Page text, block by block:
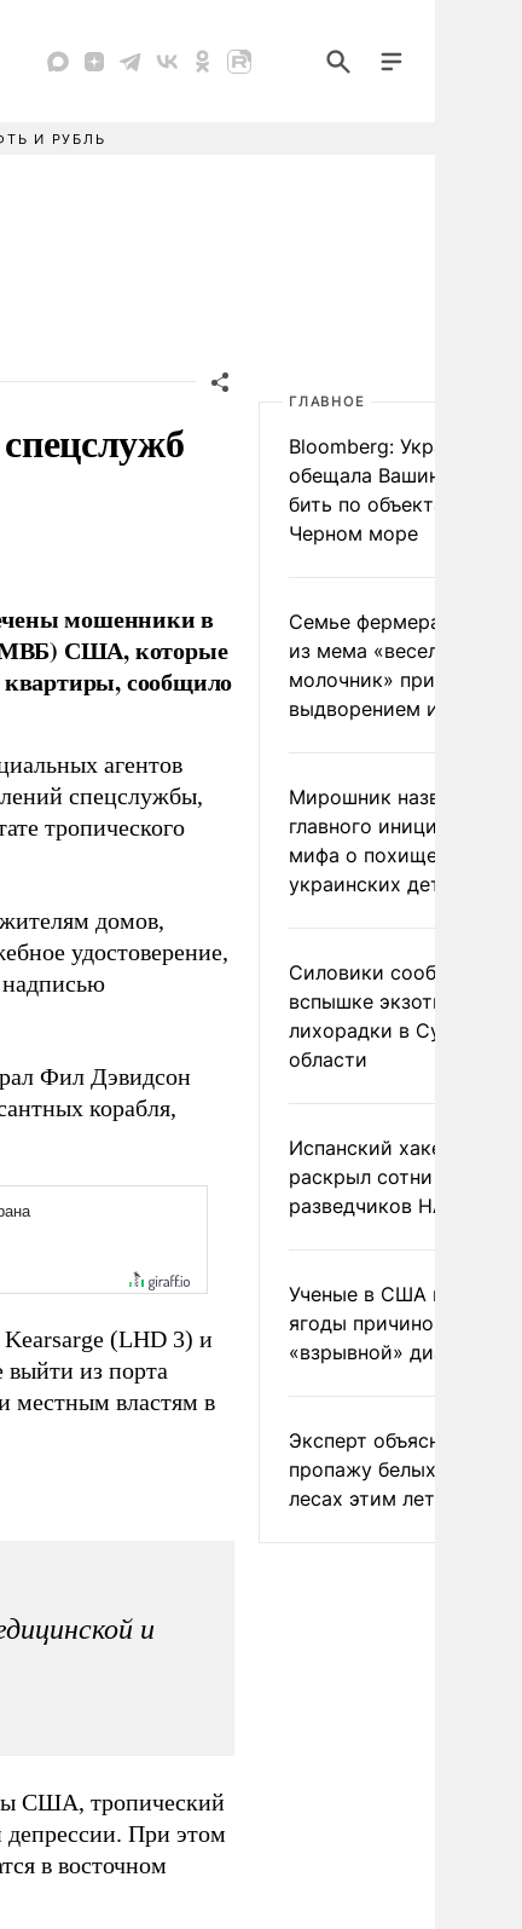
И РУБЛЬ
мошенники в
(МВБ) США, которые
сообщило
агентов
спецслужбы,
тропического
домов,
удостоверение,
Фил Дэвидсон
корабля,
(LHD 3) и
из порта
местным властям в
и
США, тропический
депрессии. При этом
в восточном
ГЛАВНОЕ
Bloomberg: Украина
обещала Вашингтону не
бить по объектам КТК в
Черном море
Семье фермера
из мема «веселый
молочник» пригрозили
выдворением из
Мирошник назвал
главного инициатора
мифа о похищении
украинских детей
Силовики сообщили о
вспышке экзотической
лихорадки в Сумской
области
Испанский хакер Хиль
раскрыл сотни
разведчиков НАТО и
Ученые в США назвали
ягоды причиной
«взрывной» диареи
Эксперт объяснил
пропажу белых грибов
лесах этим летом